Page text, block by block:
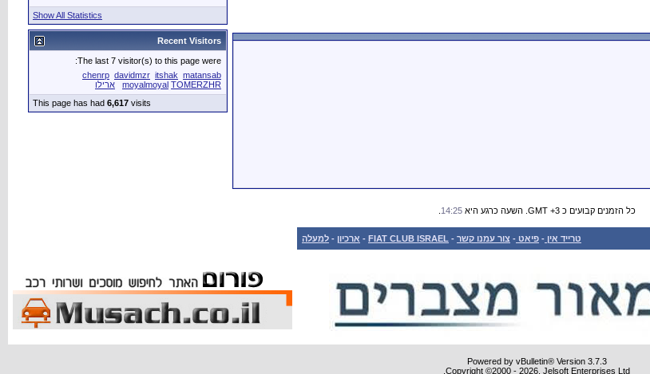
Show All Statistics
Recent Visitors
The last 7 visitor(s) to this page were:
chenrp davidmzr itshak matansab
moyalmoyal TOMERZHR
ארילו
This page has had 6,617 visits
כל הזמנים קבועים כ GMT +3. השעה כרגע היא 14:25
טרייד אין - פיאט - צור עמנו קשר -
FIAT CLUB ISRAEL
- ארכיון - למעלה
Powered by vBulletin® Version 3.7.3
Copyright ©2000 - 2026, Jelsoft Enterprises Ltd.